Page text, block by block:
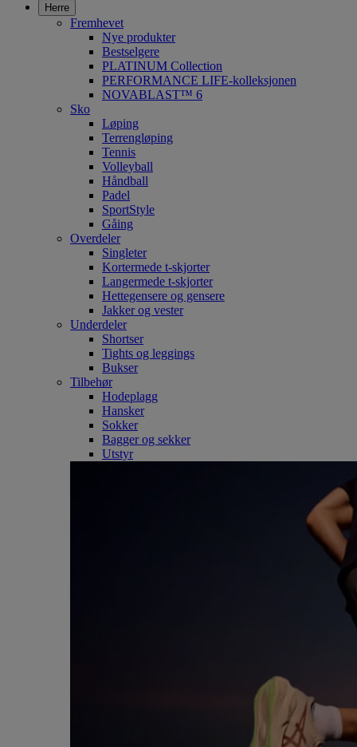
Herre
Fremhevet
Nye produkter
Bestselgere
PLATINUM Collection
PERFORMANCE LIFE-kolleksjonen
NOVABLAST™ 6
Sko
Løping
Terrengløping
Tennis
Volleyball
Håndball
Padel
SportStyle
Gåing
Overdeler
Singleter
Kortermede t-skjorter
Langermede t-skjorter
Hettegensere og gensere
Jakker og vester
Underdeler
Shortser
Tights og leggings
Bukser
Tilbehør
Hodeplagg
Hansker
Sokker
Bagger og sekker
Utstyr